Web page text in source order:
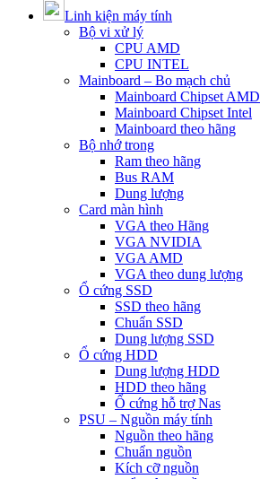
Linh kiện máy tính
Bộ vi xử lý
CPU AMD
CPU INTEL
Mainboard – Bo mạch chủ
Mainboard Chipset AMD
Mainboard Chipset Intel
Mainboard theo hãng
Bộ nhớ trong
Ram theo hãng
Bus RAM
Dung lượng
Card màn hình
VGA theo Hãng
VGA NVIDIA
VGA AMD
VGA theo dung lượng
Ổ cứng SSD
SSD theo hãng
Chuẩn SSD
Dung lượng SSD
Ổ cứng HDD
Dung lượng HDD
HDD theo hãng
Ổ cứng hỗ trợ Nas
PSU – Nguồn máy tính
Nguồn theo hãng
Chuẩn nguồn
Kích cỡ nguồn